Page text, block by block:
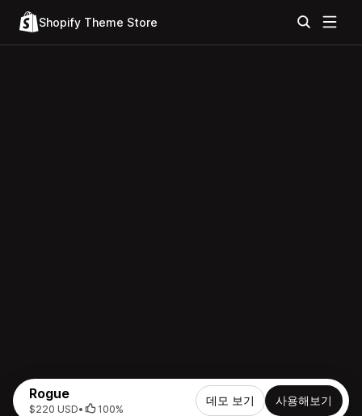
Shopify Theme Store
Rogue
$220 USD• 100%
데모 보기 사용해보기